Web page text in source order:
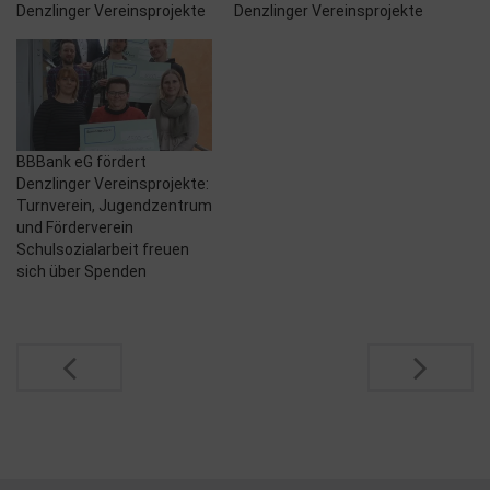
Denzlinger Vereinsprojekte
Denzlinger Vereinsprojekte
BBBank eG fördert
Denzlinger Vereinsprojekte:
Turnverein, Jugendzentrum
und Förderverein
Schulsozialarbeit freuen
sich über Spenden
Post